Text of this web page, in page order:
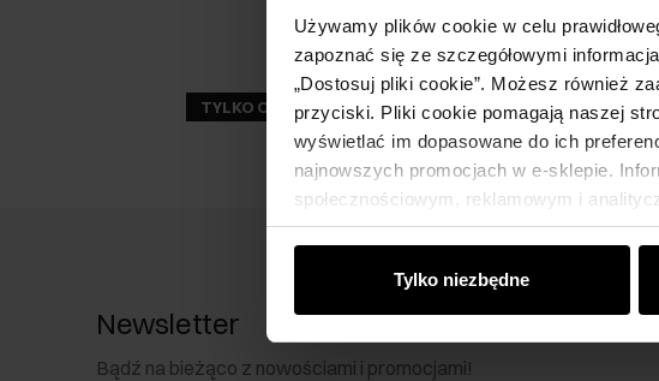
Używamy plików cookie w celu
zapoznać się ze szczegółowymi
„Dostosuj pliki cookie”. Możesz również
przyciski. Pliki cookie pomagają naszej
wyświetlać im dopasowane do ich
najnowszych promocjach w e-sklepie.
społecznościowym, reklamowym i
od Ciebie lub uzyskanymi podczas
Tylko niezbędne
TYLKO ONLINE ZGARNIJ -30%
Newsletter
Bądź na bieżąco z nowościami i promocjami!